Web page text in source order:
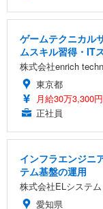
ゲームテクニカル
ムスキル習得・IT
株式会社enrich
東京都
月給30万3,300
正社員
インフラエンジニ
テム基盤の運用
株式会社ELシステム
愛知県